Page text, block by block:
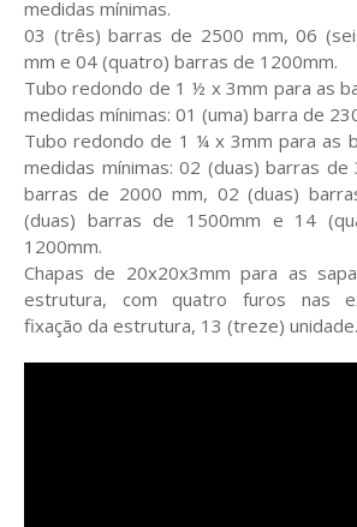
medidas mínimas.
03 (três) barras de 2500 mm, 06
mm e 04 (quatro) barras de 1200mm.
Tubo redondo de 1 ½ x 3mm para as
medidas mínimas: 01 (uma) barra de
Tubo redondo de 1 ¼ x 3mm para as
medidas mínimas: 02 (duas) barras
barras de 2000 mm, 02 (duas)
(duas) barras de 1500mm e 14
1200mm.
Chapas de 20x20x3mm para as
estrutura, com quatro furos nas
fixação da estrutura, 13 (treze) unidade.